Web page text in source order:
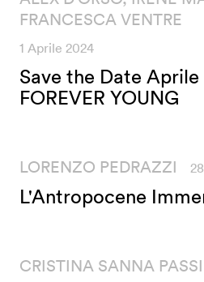
FRANCESCA VENTRE
1 Aprile 2024
Save the Date
FOREVER YOUNG
LORENZO PEDRAZZI
L'Antropocene
CRISTINA SANNA